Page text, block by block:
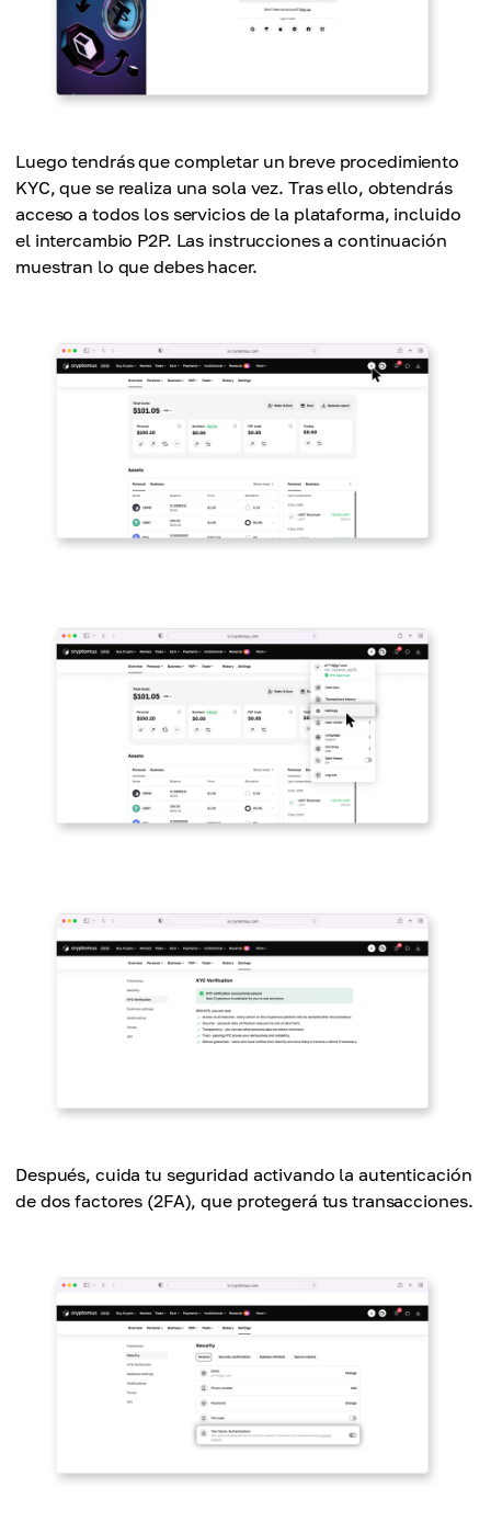
Luego tendrás que completar un breve procedimiento
KYC, que se realiza una sola vez. Tras ello, obtendrás
acceso a todos los servicios de la plataforma, incluido
el intercambio P2P. Las instrucciones a continuación
muestran lo que debes hacer.
Después, cuida tu seguridad activando la autenticación
de dos factores (2FA), que protegerá tus transacciones.